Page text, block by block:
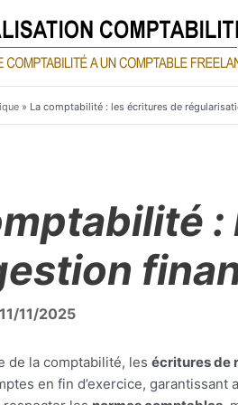
» La comptabilité : les écritures de
11/11/2025
de la comptabilité, les écritures de
en fin d’exercice,